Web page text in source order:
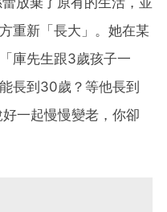
重新「長大」。她在某
庫先生跟3歲孩子一
長到30歲？等他長到
一起慢慢變老，你卻